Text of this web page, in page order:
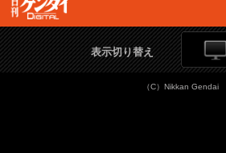
表示切り替え
（C）Nikkan Gendai